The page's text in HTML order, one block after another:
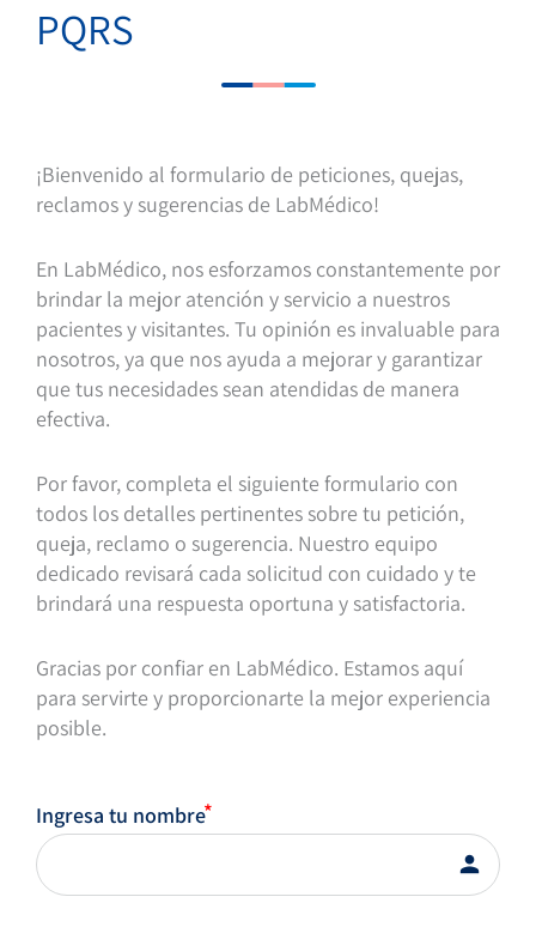
PQRS
¡Bienvenido al formulario de peticiones, quejas,
reclamos y sugerencias de LabMédico!
En LabMédico, nos esforzamos constantemente por
brindar la mejor atención y servicio a nuestros
pacientes y visitantes. Tu opinión es invaluable para
nosotros, ya que nos ayuda a mejorar y garantizar
que tus necesidades sean atendidas de manera
efectiva.
Por favor, completa el siguiente formulario con
todos los detalles pertinentes sobre tu petición,
queja, reclamo o sugerencia. Nuestro equipo
dedicado revisará cada solicitud con cuidado y te
brindará una respuesta oportuna y satisfactoria.
Gracias por confiar en LabMédico. Estamos aquí
para servirte y proporcionarte la mejor experiencia
posible.
Ingresa tu nombre
person